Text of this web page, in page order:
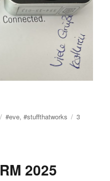
Tags
#eve,#stuffthatworks
3
2025